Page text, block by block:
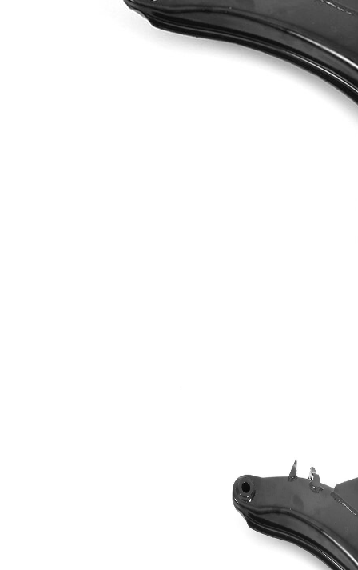
Forme de bras
Bras
triangulaire
VKDS